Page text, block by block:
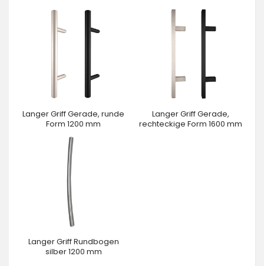
Langer Griff Gerade, runde
Form 1200 mm
Langer Griff Gerade,
rechteckige Form 1600 mm
Langer Griff Rundbogen
silber 1200 mm